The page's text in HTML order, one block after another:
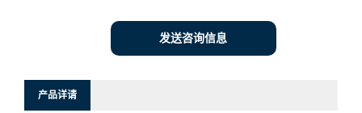
发送咨询信息
产品详请